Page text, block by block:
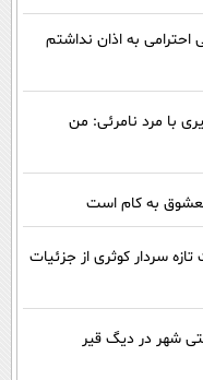
به اذان نداشتم
با مرد نامرئی: من
به کام است
سردار کوثری از جزئیات
وقتی شهر در دیگ قیر